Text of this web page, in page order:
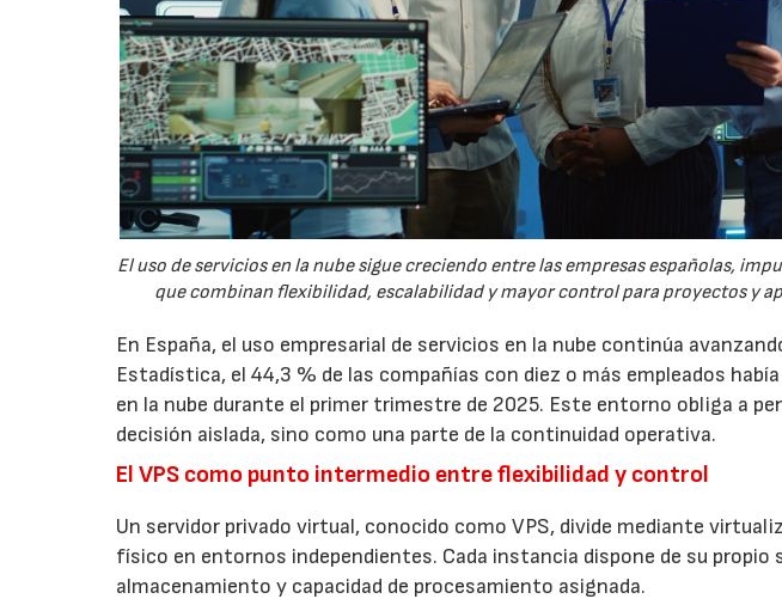
El uso de servicios en la nube sigue creciendo entre las empresas españolas,
que combinan flexibilidad, escalabilidad y mayor control para proyectos y
En España, el uso empresarial de servicios en la nube continúa
Estadística, el 44,3 % de las compañías con diez o más empleados
en la nube durante el primer trimestre de 2025. Este entorno obliga a
decisión aislada, sino como una parte de la continuidad operativa.
El VPS como punto intermedio entre flexibilidad y control
Un servidor privado virtual, conocido como VPS, divide mediante
físico en entornos independientes. Cada instancia dispone de su
almacenamiento y capacidad de procesamiento asignada.